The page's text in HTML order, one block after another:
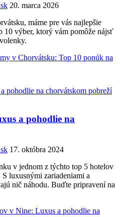
20. marca 2026
máme pre vás najlepšie
10 výber, ktorý vám pomôže nájsť
v Chorvátsku: Top 10 ponúk na
a pohodlie na
17. októbra 2024
v jednom z týchto top 5 hotelov
luxusnými zariadeniami a
nič náhodu. Buďte pripravení na
v Nine: Luxus a pohodlie na